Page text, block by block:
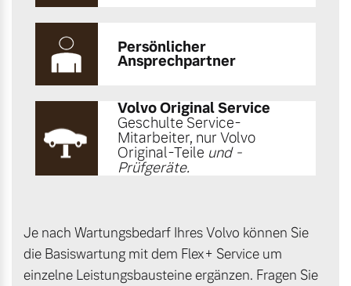
Persönlicher
Ansprechpartner
Volvo Original Service
Geschulte Service-
Mitarbeiter, nur Volvo
Original-Teile und -
Prüfgeräte.
Je nach Wartungsbedarf Ihres Volvo können Sie
die Basiswartung mit dem Flex+ Service um
einzelne Leistungsbausteine ergänzen. Fragen Sie